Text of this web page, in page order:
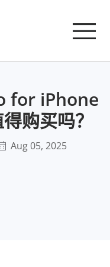
for iPhone
购买吗？
Aug 05, 2025